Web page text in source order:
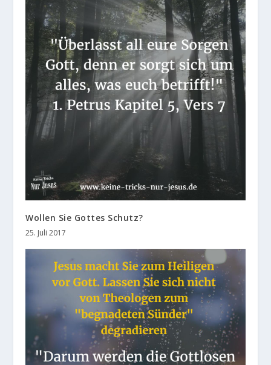
Wollen Sie Gottes Schutz?
25. Juli 2017